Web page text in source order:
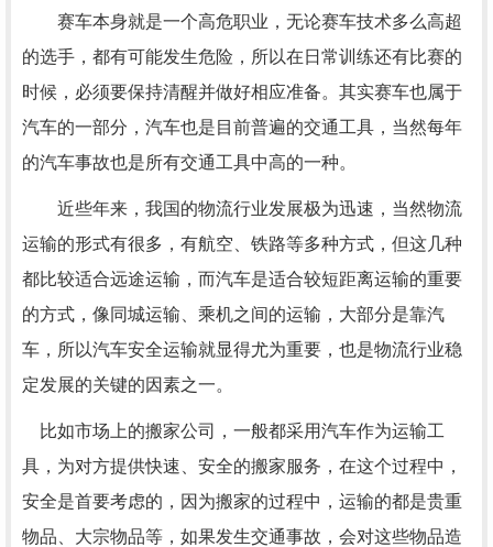
赛车本身就是一个高危职业，无论赛车技术多么高超
的选手，都有可能发生危险，所以在日常训练还有比赛的
时候，必须要保持清醒并做好相应准备。其实赛车也属于
汽车的一部分，汽车也是目前普遍的交通工具，当然每年
的汽车事故也是所有交通工具中高的一种。
近些年来，我国的物流行业发展极为迅速，当然物流
运输的形式有很多，有航空、铁路等多种方式，但这几种
都比较适合远途运输，而汽车是适合较短距离运输的重要
的方式，像同城运输、乘机之间的运输，大部分是靠汽
车，所以汽车安全运输就显得尤为重要，也是物流行业稳
定发展的关键的因素之一。
比如市场上的搬家公司，一般都采用汽车作为运输工
具，为对方提供快速、安全的搬家服务，在这个过程中，
安全是首要考虑的，因为搬家的过程中，运输的都是贵重
物品、大宗物品等，如果发生交通事故，会对这些物品造